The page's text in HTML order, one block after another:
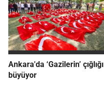
Ankara'da ‘Gazilerin’ çığlığı
büyüyor